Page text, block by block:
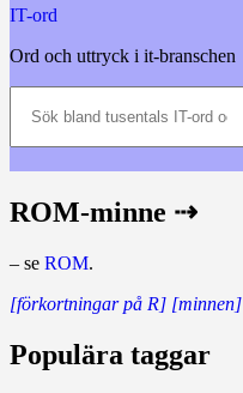
IT-ord
Ord och uttryck i it-branschen
bland
och
datatermer
ROM-minne ⇢
– se ROM.
[förkortningar på R] [minnen]
Populära taggar